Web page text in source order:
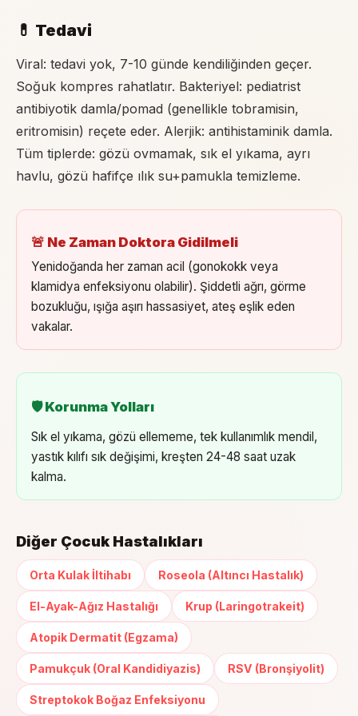
💊 Tedavi
Viral: tedavi yok, 7-10 günde kendiliğinden geçer.
Soğuk kompres rahatlatır. Bakteriyel: pediatrist
antibiyotik damla/pomad (genellikle tobramisin,
eritromisin) reçete eder. Alerjik: antihistaminik damla.
Tüm tiplerde: gözü ovmamak, sık el yıkama, ayrı
havlu, gözü hafifçe ılık su+pamukla temizleme.
🚨 Ne Zaman Doktora Gidilmeli
Yenidoğanda her zaman acil (gonokokk veya
klamidya enfeksiyonu olabilir). Şiddetli ağrı, görme
bozukluğu, ışığa aşırı hassasiyet, ateş eşlik eden
vakalar.
🛡 Korunma Yolları
Sık el yıkama, gözü ellememe, tek kullanımlık mendil,
yastık kılıfı sık değişimi, kreşten 24-48 saat uzak
kalma.
Diğer Çocuk Hastalıkları
Orta Kulak İltihabı Roseola (Altıncı Hastalık)
El-Ayak-Ağız Hastalığı Krup (Laringotrakeit)
Atopik Dermatit (Egzama)
Pamukçuk (Oral Kandidiyazis) RSV (Bronşiyolit)
Streptokok Boğaz Enfeksiyonu